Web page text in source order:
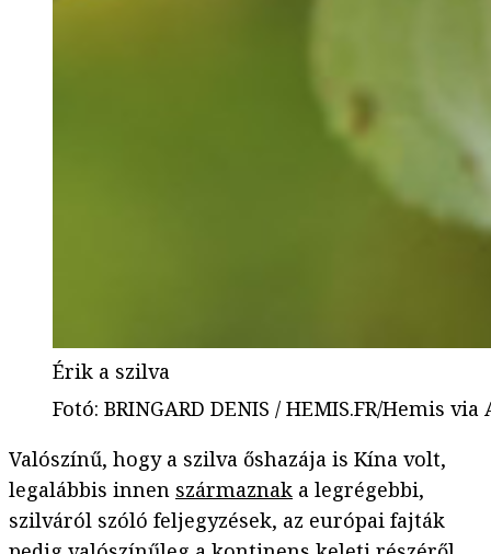
Érik a szilva
Fotó: BRINGARD DENIS / HEMIS.FR/Hemis via
Valószínű, hogy a szilva őshazája is Kína volt,
legalábbis innen származnak a legrégebbi,
szilváról szóló feljegyzések, az európai fajták